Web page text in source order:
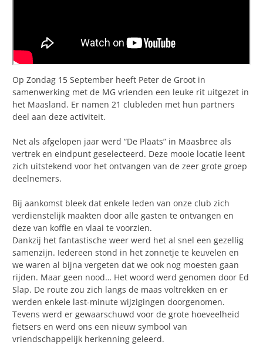
Op Zondag 15 September heeft Peter de Groot in
samenwerking met de MG vrienden een leuke rit uitgezet in
het Maasland. Er namen 21 clubleden met hun partners
deel aan deze activiteit.
Net als afgelopen jaar werd “De Plaats” in Maasbree als
vertrek en eindpunt geselecteerd. Deze mooie locatie leent
zich uitstekend voor het ontvangen van de zeer grote groep
deelnemers.
Bij aankomst bleek dat enkele leden van onze club zich
verdienstelijk maakten door alle gasten te ontvangen en
deze van koffie en vlaai te voorzien.
Dankzij het fantastische weer werd het al snel een gezellig
samenzijn. Iedereen stond in het zonnetje te keuvelen en
we waren al bijna vergeten dat we ook nog moesten gaan
rijden. Maar geen nood… Het woord werd genomen door Ed
Slap. De route zou zich langs de maas voltrekken en er
werden enkele last-minute wijzigingen doorgenomen.
Tevens werd er gewaarschuwd voor de grote hoeveelheid
fietsers en werd ons een nieuw symbool van
vriendschappelijk herkenning geleerd.